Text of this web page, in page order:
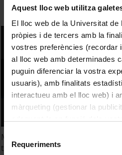
Aquest lloc web utilitza
El lloc web de la Universitat de
pròpies i de tercers amb la
vostres preferències (recordar
al lloc web amb determinades
puguin diferenciar la vostra
usuaris), amb finalitats
interactueu amb el lloc web) i
màrqueting (gestionar la
consultar laPolítica de
Requeriments
Models d'Atenció Primària:
tres veus)